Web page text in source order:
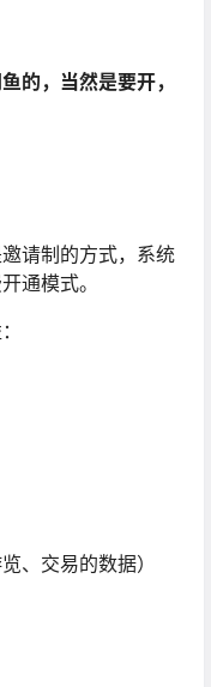
的，当然是要开，
请制的方式，系统
通模式。
、交易的数据）